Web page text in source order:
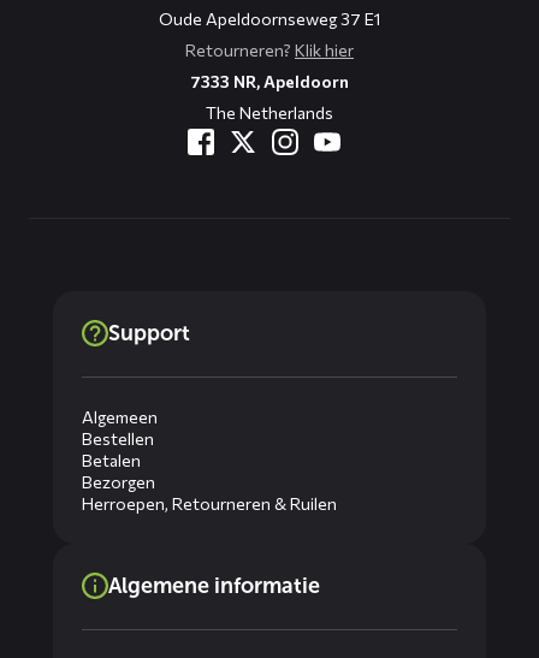
Oude Apeldoornseweg 37 E1
Retourneren? Klik hier
7333 NR, Apeldoorn
The Netherlands
Support
Algemeen
Bestellen
Betalen
Bezorgen
Herroepen, Retourneren & Ruilen
Algemene informatie